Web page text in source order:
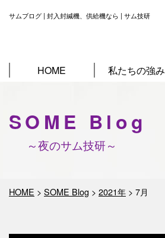
サムブログ | 封入封緘機、供給機なら | サム技研
HOME 私たちの強み
SOME Blog
～夜のサム技研～
HOME > SOME Blog > 2021年 > 7月